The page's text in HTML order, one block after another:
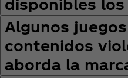
disponibles los
Algunos
contenidos
aborda la